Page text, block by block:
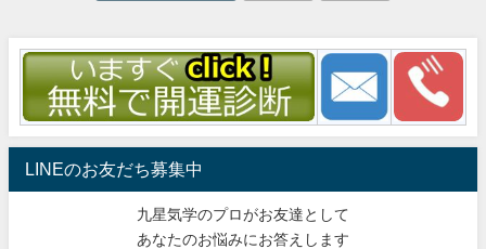
LINEのお友だち募集中
九星気学のプロがお友達として
あなたのお悩みにお答えします